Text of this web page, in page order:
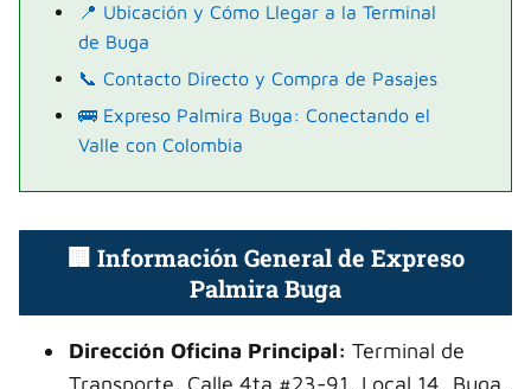
📍 Ubicación y Cómo Llegar a la Terminal
de Buga
📞 Contacto Directo y Compra de Pasajes
🚌 Expreso Palmira Buga: Conectando el
Valle con Colombia
🏢 Información General de Expreso
Palmira Buga
Dirección Oficina Principal: Terminal de
Transporte, Calle 4ta #23-91, Local 14, Buga,